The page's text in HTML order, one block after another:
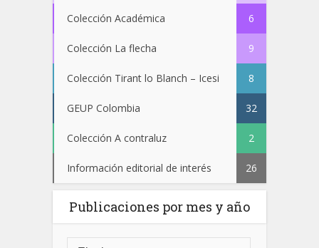
Colección Académica 6
Colección La flecha 9
Colección Tirant lo Blanch – Icesi 8
GEUP Colombia 32
Colección A contraluz 2
Información editorial de interés 26
Publicaciones por mes y año